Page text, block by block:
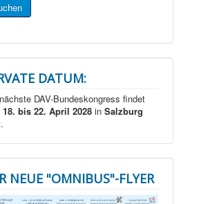
DATUM:
DAV-Bundeskongress findet
18. bis 22. April 2028 inSalzburg
NEUE "OMNIBUS"-FLYER